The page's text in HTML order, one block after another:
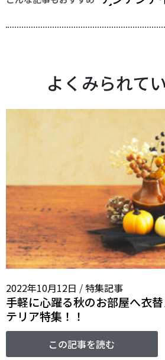
よくみられて
2022年10月12日 / 特集記事
手軽に心躍る秋のお部屋へ衣
テリア特集！！
この記事を読む